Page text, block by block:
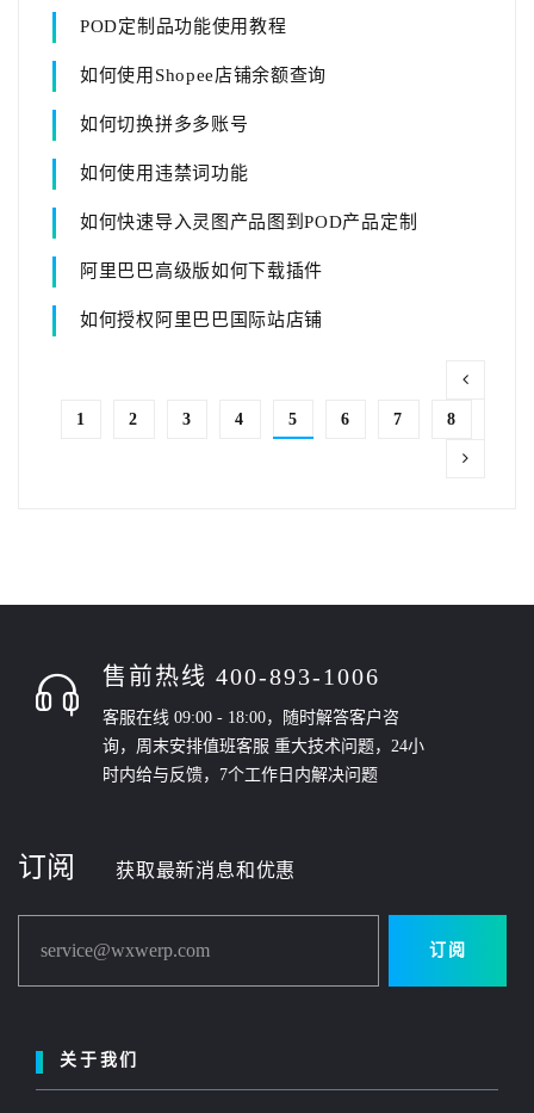
POD定制品功能使用教程
如何使用Shopee店铺余额查询
如何切换拼多多账号
如何使用违禁词功能
如何快速导入灵图产品图到POD产品定制
阿里巴巴高级版如何下载插件
如何授权阿里巴巴国际站店铺
1 2 3 4 5 6 7 8
售前热线 400-893-1006
客服在线 09:00 - 18:00，随时解答客户咨
询，周末安排值班客服 重大技术问题，24小
时内给与反馈，7个工作日内解决问题
订阅 获取最新消息和优惠
service@wxwerp.com 订阅
关于我们